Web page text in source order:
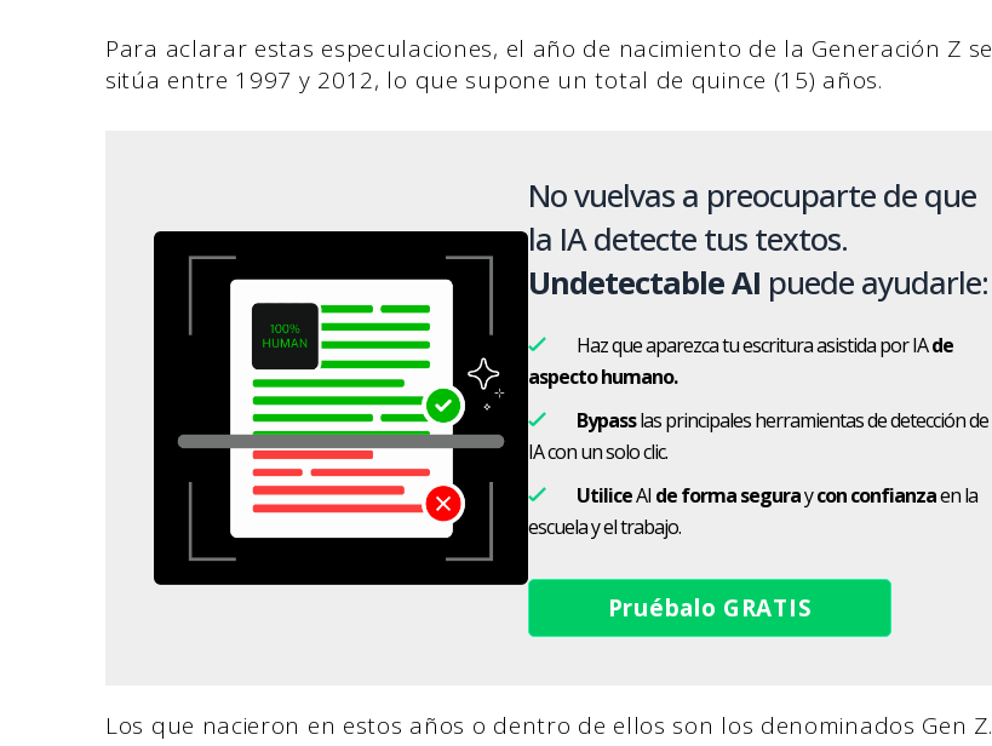
Para aclarar estas especulaciones, el año de nacimiento de la Generación Z se
sitúa entre 1997 y 2012, lo que supone un total de quince (15) años.
No vuelvas a preocuparte de que
la IA detecte tus textos.
Undetectable AI puede ayudarle:
Haz que aparezca tu escritura asistida por IAde
aspecto humano.
Bypasslas principales herramientas de detección de
IA con un solo clic.
UtiliceAI de forma seguraycon confianzaen la
escuela y el trabajo.
Pruébalo GRATIS
Los que nacieron en estos años o dentro de ellos son los denominados Gen Z.